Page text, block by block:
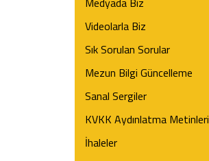
Videolarla Biz
Sık Sorulan Sorular
Mezun Bilgi Güncelleme
Sanal Sergiler
KVKK Aydınlatma Metinleri
İhaleler